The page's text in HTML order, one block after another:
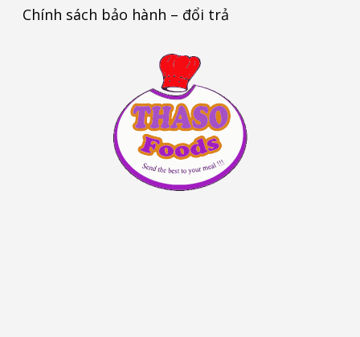
Chính sách bảo hành – đổi trả